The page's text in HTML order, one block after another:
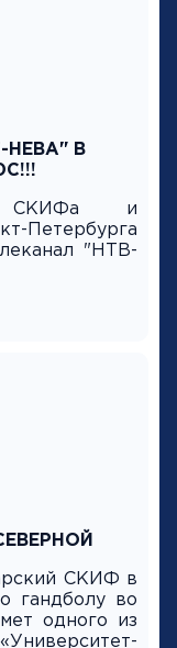
НЕВА" В
СКИФа и
Петербурга
"НТВ-
СКИФ в
гандболу во
одного из